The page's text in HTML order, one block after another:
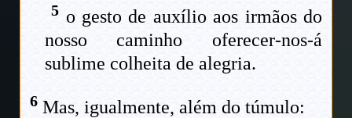
5 o gesto de auxílio aos irmãos do
nosso caminho oferecer-nos-á
sublime colheita de alegria.
6 Mas, igualmente, além do túmulo: